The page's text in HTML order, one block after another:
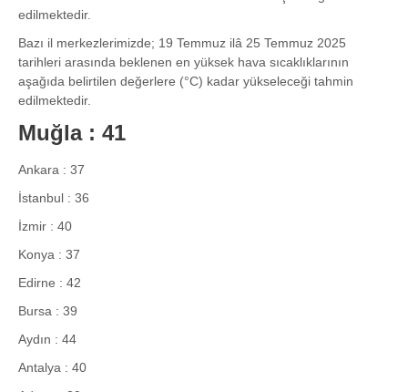
edilmektedir.
Bazı il merkezlerimizde; 19 Temmuz ilâ 25 Temmuz 2025
tarihleri arasında beklenen en yüksek hava sıcaklıklarının
aşağıda belirtilen değerlere (°C) kadar yükseleceği tahmin
edilmektedir.
Muğla : 41
Ankara : 37
İstanbul : 36
İzmir : 40
Konya : 37
Edirne : 42
Bursa : 39
Aydın : 44
Antalya : 40